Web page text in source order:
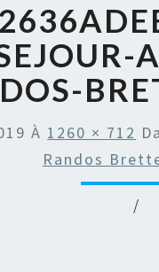
À 1260 × 712
Randos
/